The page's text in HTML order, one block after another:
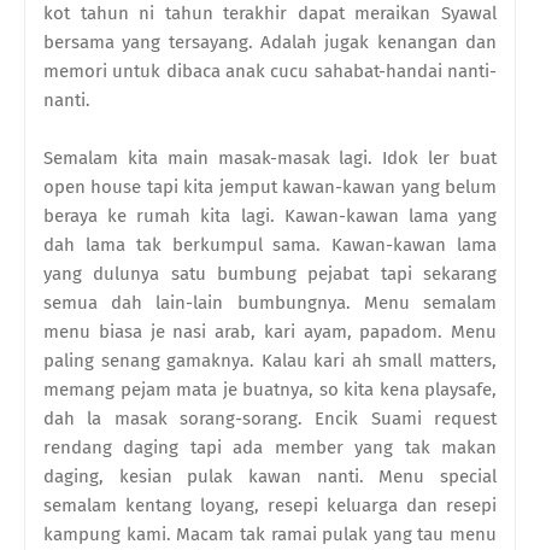
kot tahun ni tahun terakhir dapat meraikan Syawal
bersama yang tersayang. Adalah jugak kenangan dan
memori untuk dibaca anak cucu sahabat-handai nanti-
nanti.
Semalam kita main masak-masak lagi. Idok ler buat
open house tapi kita jemput kawan-kawan yang belum
beraya ke rumah kita lagi. Kawan-kawan lama yang
dah lama tak berkumpul sama. Kawan-kawan lama
yang dulunya satu bumbung pejabat tapi sekarang
semua dah lain-lain bumbungnya. Menu semalam
menu biasa je nasi arab, kari ayam, papadom. Menu
paling senang gamaknya. Kalau kari ah small matters,
memang pejam mata je buatnya, so kita kena playsafe,
dah la masak sorang-sorang. Encik Suami request
rendang daging tapi ada member yang tak makan
daging, kesian pulak kawan nanti. Menu special
semalam kentang loyang, resepi keluarga dan resepi
kampung kami. Macam tak ramai pulak yang tau menu